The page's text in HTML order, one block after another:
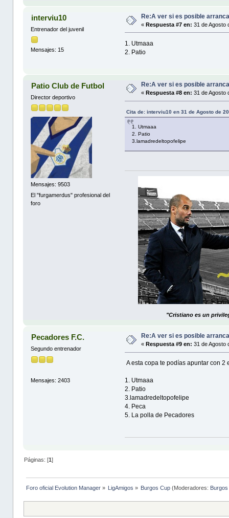
interviu10
Entrenador del juvenil
Mensajes: 15
Re:A ver si es posible
«Respuesta #7 en: 31 de Agosto
1. Utmaaa
2. Patio
Patio Club de Futbol
Director deportivo
Mensajes: 9503
El "furgamerdus" profesional del
foro
Re:A ver si es posible
«Respuesta #8 en: 31 de Agosto
Cita de: interviu10 en 31 de Agosto de
1. Utmaaa
2. Patio
3.lamadredeltopofelipe
"Cristiano es un
Pecadores F.C.
Segundo entrenador
Mensajes: 2403
Re:A ver si es posible
« Respuesta #9 en: 31 de Agosto
A esta copa te podías apuntar con 2
1. Utmaaa
2. Patio
3.lamadredeltopofelipe
4. Peca
5. La polla de Pecadores
Páginas: [1]
Foro oficial Evolution Manager» LigAmigos » Burgos Cup (Moderadores: